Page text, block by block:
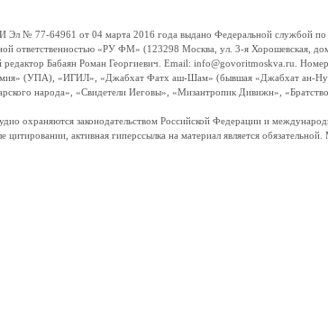
№ 77-64961 от 04 марта 2016 года выдано Федеральной службой по
ответственностью «РУ ФМ» (123298 Москва, ул. 3-я Хорошевская,
Бабаян Роман Георгиевич. Email: info@govoritmoskva.ru.
(УПА), «ИГИЛ», «Джабхат Фатх аш-Шам» (бывшая «Джабхат ан-
народа», «Свидетели Иеговы», «Мизантропик Дивижн»,
охраняются законодательством Российской Федерации и
активная гиперссылка на материал является